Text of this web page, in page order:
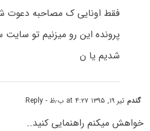
فقط اونایی ک مصاحبه دعوت
پرونده این رو میزنیم تو
شدیم یا ن
گندم تیر ۱۹, ۱۳۹۵ at ۴:۲۷ ب٫ظ - Reply
خواهش میکنم راهنمایی کنید..